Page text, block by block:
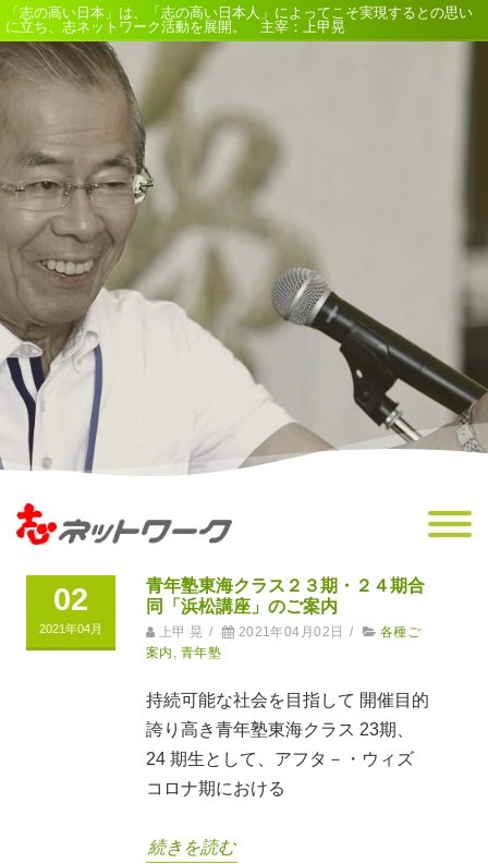
「志の高い日本」は、「志の高い日本人」によってこそ実現するとの思い
に立ち、志ネットワーク活動を展開。 主宰：上甲晃
02
2021年04月
青年塾東海クラス２３期・２４期合
同「浜松講座」のご案内
上甲 晃 / 2021年04月02日 /
各種ご
案内
青年塾
持続可能な社会を目指して 開催目的
誇り高き青年塾東海クラス 23期、
24 期生として、アフタ－・ウィズ
コロナ期における
続きを読む